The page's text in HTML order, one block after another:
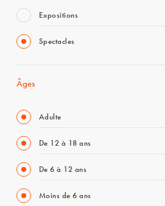
Expositions
Spectacles
Âges
Adulte
De 12 à 18 ans
De 6 à 12 ans
Moins de 6 ans